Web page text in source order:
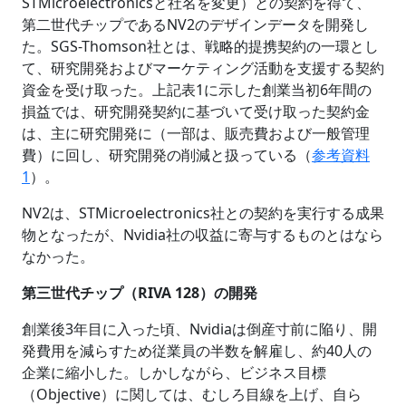
第二世代チップであるNV2のデザインデータを開発し
た。SGS-Thomson社とは、戦略的提携契約の一環とし
て、研究開発およびマーケティング活動を支援する契約
資金を受け取った。上記表1に示した創業当初6年間の
損益では、研究開発契約に基づいて受け取った契約金
は、主に研究開発に（一部は、販売費および一般管理
費）に回し、研究開発の削減と扱っている（参考資料
1 ）。
NV2は、STMicroelectronics社との契約を実行する成果
物となったが、Nvidia社の収益に寄与するものとはなら
なかった。
第三世代チップ（RIVA 128）の開発
創業後3年目に入った頃、Nvidiaは倒産寸前に陥り、開
発費用を減らすため従業員の半数を解雇し、約40人の
企業に縮小した。しかしながら、ビジネス目標
（Objective）に関しては、むしろ目線を上げ、自ら